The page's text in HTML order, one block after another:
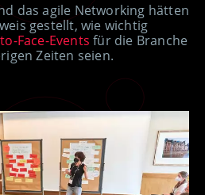
das agile Networking hätten
gestellt, wie wichtig
Face-Events für die Branche
Zeiten seien.